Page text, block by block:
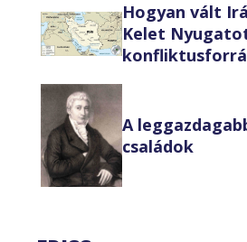
Hogyan vált
Kelet
A
családok